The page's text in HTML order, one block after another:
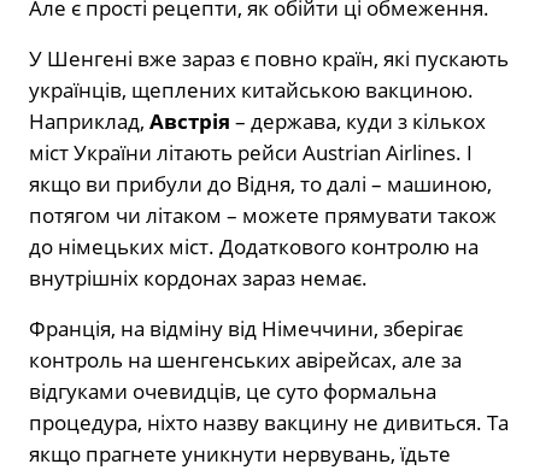
Але є прості рецепти, як обійти ці обмеження.
У Шенгені вже зараз є повно країн, які пускають
українців, щеплених китайською вакциною.
Наприклад, Австрія – держава, куди з кількох
міст України літають рейси Austrian Airlines. І
якщо ви прибули до Відня, то далі – машиною,
потягом чи літаком – можете прямувати також
до німецьких міст. Додаткового контролю на
внутрішніх кордонах зараз немає.
Франція, на відміну від Німеччини, зберігає
контроль на шенгенських авірейсах, але за
відгуками очевидців, це суто формальна
процедура, ніхто назву вакцину не дивиться. Та
якщо прагнете уникнути нервувань, їдьте